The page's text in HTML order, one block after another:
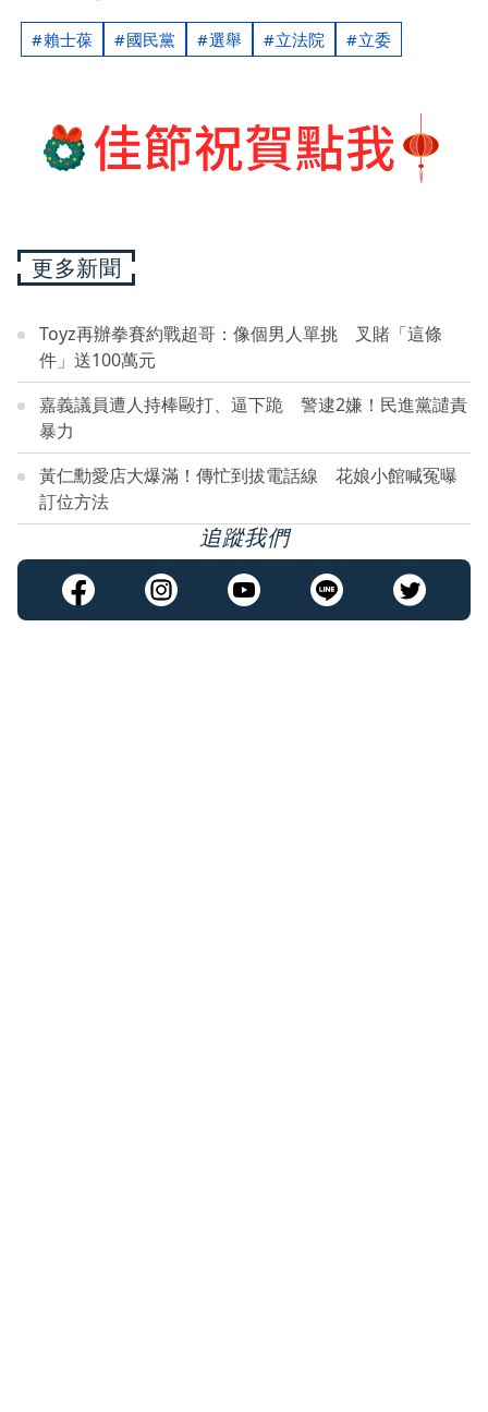
賴士葆 國民黨 選舉 立法院 立委
更多新聞
Toyz再辦拳賽約戰超哥：像個男人單挑 叉賭「這條
件」送100萬元
嘉義議員遭人持棒毆打、逼下跪 警逮2嫌！民進黨譴責
暴力
黃仁勳愛店大爆滿！傳忙到拔電話線 花娘小館喊冤曝
訂位方法
追蹤我們